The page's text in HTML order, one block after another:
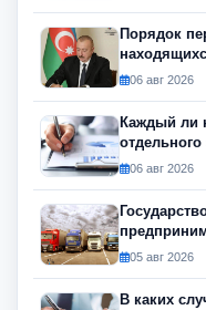
Порядок
06 авг 2026
Каждый ли
отдельного
06 авг 2026
05 авг 2026
В каких